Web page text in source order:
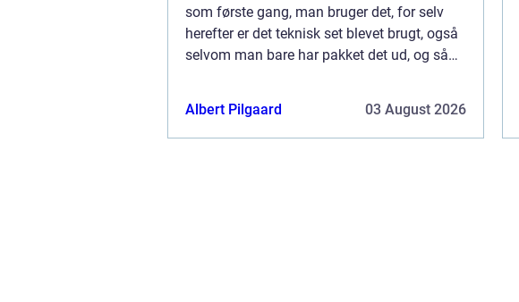
som første gang, man bruger det, for selv
herefter er det teknisk set blevet brugt, også
selvom man bare har pakket det ud, og så
Albert Pilgaard
03 August 2026